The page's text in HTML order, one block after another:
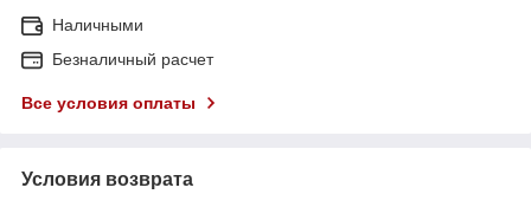
Наличными
Безналичный расчет
Все условия оплаты
Условия возврата